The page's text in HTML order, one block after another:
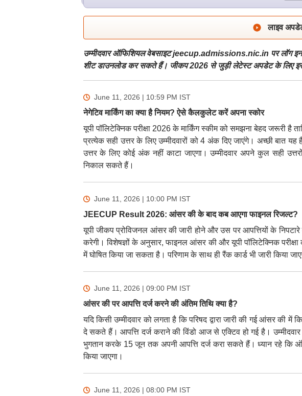
लाइव
उम्मीदवार ऑफिशियल वेबसाइट jeecup.admissions.nic.in पर लॉग
शीट डाउनलोड कर सकते हैं। जीकप 2026 से जुड़ी लेटेस्ट अपडेट के लिए
June 11, 2026 | 10:59 PM IST
नेगेटिव मार्किंग का क्या है नियम? ऐसे कैलकुलेट करें अपना स्कोर
यूपी पॉलिटेक्निक परीक्षा 2026 के मार्किंग स्कीम को समझना बेहद जरूरी है
प्रत्येक सही उत्तर के लिए उम्मीदवारों को 4 अंक दिए जाएंगे। अच्छी बात यह
उत्तर के लिए कोई अंक नहीं काटा जाएगा। उम्मीदवार अपने कुल सही
निकाल सकते हैं।
June 11, 2026 | 10:00 PM IST
JEECUP Result 2026: आंसर की के बाद कब आएगा फाइनल रिजल्ट?
यूपी जीकप प्रोविजनल आंसर की जारी होने और उस पर आपत्तियों के
करेगी। विशेषज्ञों के अनुसार, फाइनल आंसर की और यूपी पॉलिटेक्निक
में घोषित किया जा सकता है। परिणाम के साथ ही रैंक कार्ड भी जारी किया
June 11, 2026 | 09:00 PM IST
आंसर की पर आपत्ति दर्ज करने की अंतिम तिथि क्या है?
यदि किसी उम्मीदवार को लगता है कि परिषद द्वारा जारी की गई आंसर की
दे सकते हैं। आपत्ति दर्ज कराने की विंडो आज से एक्टिव हो गई है। उम्मीदवार
भुगतान करके 15 जून तक अपनी आपत्ति दर्ज करा सकते हैं। ध्यान रहे कि
किया जाएगा।
June 11, 2026 | 08:00 PM IST